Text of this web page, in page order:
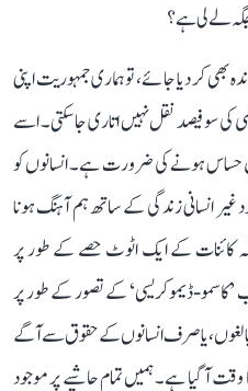
لے لی ہے؟
بھی کر دیا جائے، تو ہماری جمہوریت اپنی
سو فیصد نقل نہیں اتاری جا سکتی۔ اسے
حساس ہونے کی ضرورت ہے۔ انسانوں کو
انسانی زندگی کے ساتھ ہم آہنگ ہونا
کائنات کے ایک اٹوٹ حصے کے طور پر
’کاسمو-ڈیموکریسی‘ کے تصور کے طور پر
بالغوں، یا صرف انسانوں کے حقوق سے آگے
آ گیا ہے۔ ہمیں تمام حاشیے پر موجود